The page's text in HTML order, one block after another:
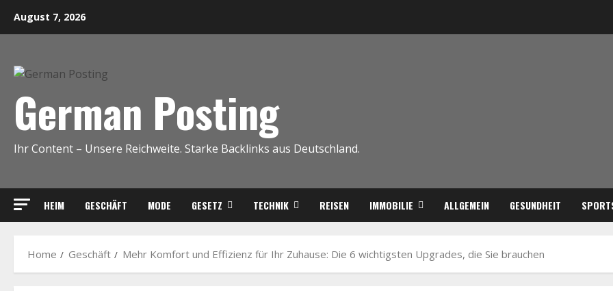
August 7, 2026
German Posting
Ihr Content – Unsere Reichweite. Starke Backlinks aus Deutschland.
HEIM GESCHÄFT MODE GESETZ TECHNIK REISEN IMMOBILIE ALLGEMEIN GESUNDHEIT
Home Geschäft Mehr Komfort und Effizienz für Ihr Zuhause: Die 6 wichtigsten Upgrades, die Sie brauchen